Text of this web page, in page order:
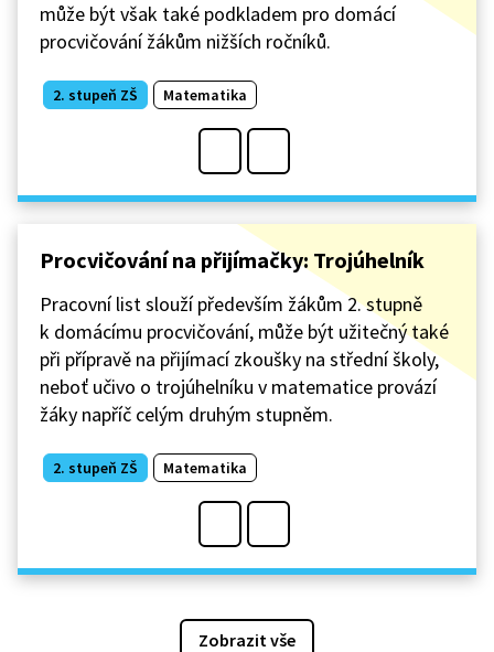
může být však také podkladem pro domácí
procvičování žákům nižších ročníků.
2. stupeň ZŠ Matematika
Procvičování na přijímačky: Trojúhelník
Pracovní list slouží především žákům 2. stupně
k domácímu procvičování, může být užitečný také
při přípravě na přijímací zkoušky na střední školy,
neboť učivo o trojúhelníku v matematice provází
žáky napříč celým druhým stupněm.
2. stupeň ZŠ Matematika
Zobrazit vše